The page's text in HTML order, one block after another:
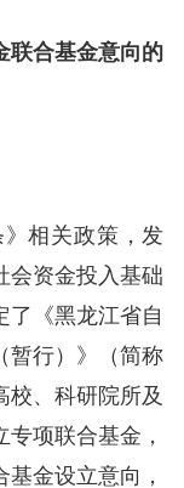
联合基金意向的
相关政策，发
会资金投入基础
了《黑龙江省自
暂行）》（简称
校、科研院所及
项联合基金，
金设立意向，